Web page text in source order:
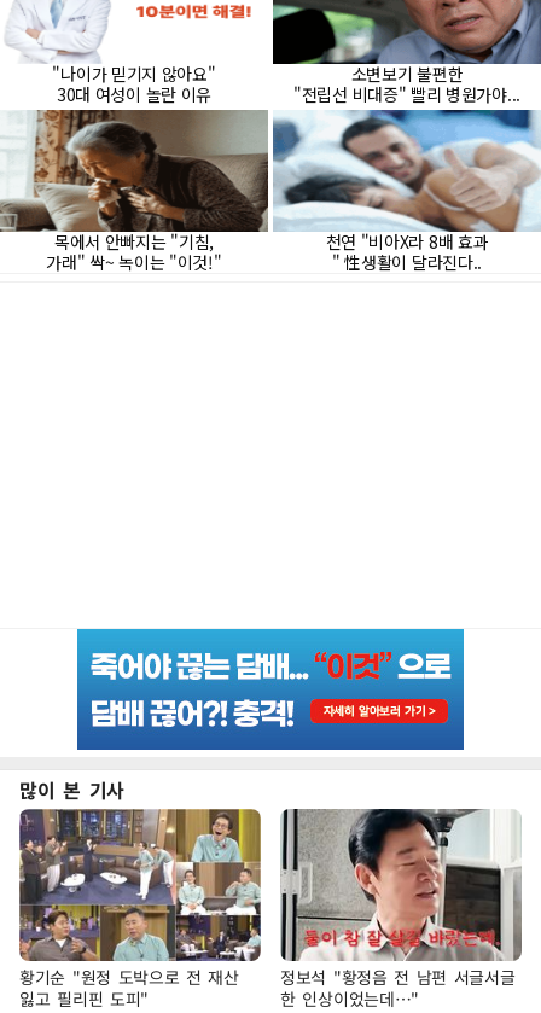
많이 본 기사
황기순 "원정 도박으로 전 재산
잃고 필리핀 도피"
정보석 "황정음 전 남편 서글서글
한 인상이었는데…"